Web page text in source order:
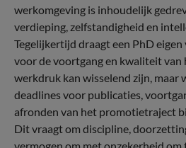
werkomgeving is inhoudelijk
verdieping, zelfstandigheid en
Tegelijkertijd draagt een PhD
voor de voortgang en kwaliteit van
werkdruk kan wisselend zijn, maar
deadlines voor publicaties,
afronden van het promotietraject
Dit vraagt om discipline,